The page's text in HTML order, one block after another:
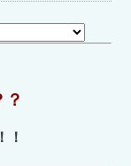
！